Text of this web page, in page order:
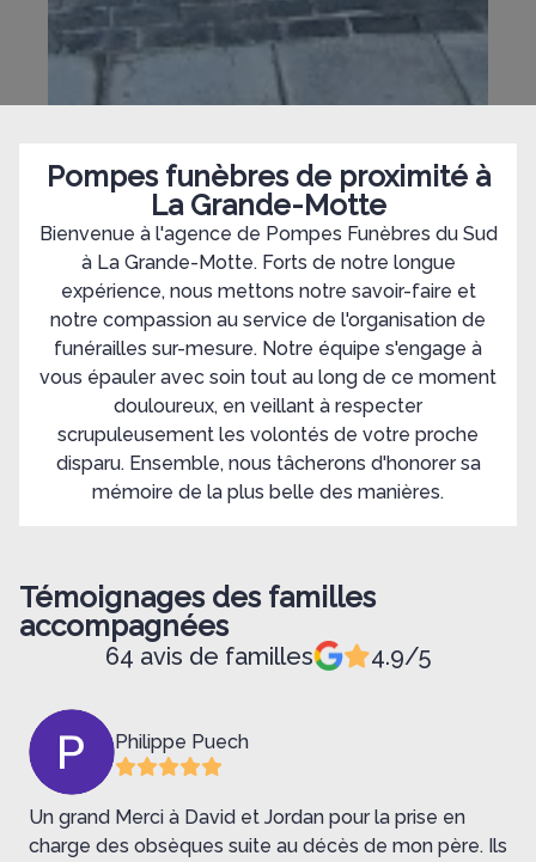
Pompes funèbres de proximité à
La Grande-Motte
Bienvenue à l'agence de Pompes Funèbres du Sud
à La Grande-Motte. Forts de notre longue
expérience, nous mettons notre savoir-faire et
notre compassion au service de l'organisation de
funérailles sur-mesure. Notre équipe s'engage à
vous épauler avec soin tout au long de ce moment
douloureux, en veillant à respecter
scrupuleusement les volontés de votre proche
disparu. Ensemble, nous tâcherons d'honorer sa
mémoire de la plus belle des manières.
Témoignages des familles
accompagnées
64 avis de familles 4.9/5
Philippe Puech
Un grand Merci à David et Jordan pour la prise en
charge des obsèques suite au décès de mon père. Ils